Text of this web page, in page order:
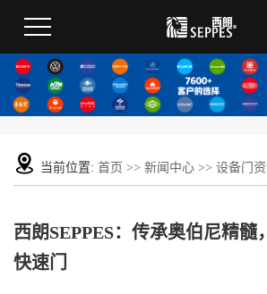
当前位置: 首页 >> 新闻中心 >> 设备门
西朗SEPPES：传承奥伯尼精髓
快速门